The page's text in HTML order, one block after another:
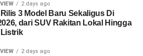
2 days ago
Rilis 3 Model Baru Sekaligus Di
dari SUV Rakitan Lokal Hingga
2 days ago